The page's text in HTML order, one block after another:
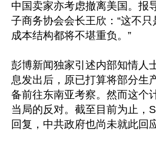
中国卖家亦考虑撤离美国。报
子商务协会会长王欣：“这不
成本结构都将不堪重负。”
彭博新闻独家引述内部知情人
息发出后，原已打算将部分生
备前往东南亚考察。然而这个
当局的反对。截至目前为止，
回复，中共政府也尚未就此回